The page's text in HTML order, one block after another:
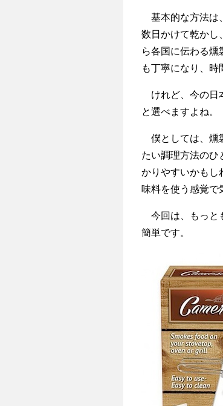
基本的な方法は
数日かけて乾かし
ら各国に伝わる
も丁寧になり、時
けれど、今の日
と選べますよね。
僕としては、燻
たい調理方法のひ
かりやすいかもし
味料を使う感覚で
今回は、もっと
簡単です。